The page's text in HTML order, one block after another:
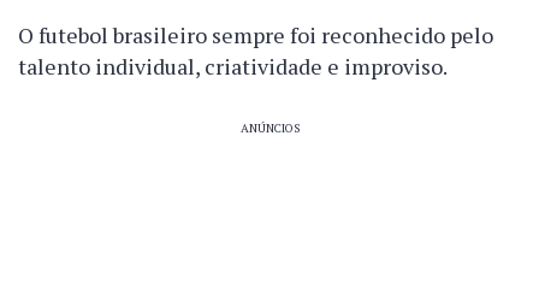
O futebol brasileiro sempre foi reconhecido pelo
talento individual, criatividade e improviso.
ANÚNCIOS